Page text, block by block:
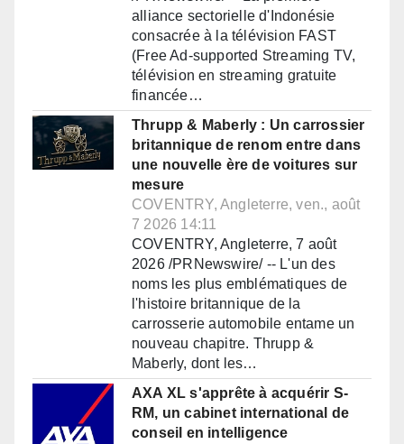
alliance sectorielle d'Indonésie
consacrée à la télévision FAST
(Free Ad-supported Streaming TV,
télévision en streaming gratuite
financée…
Thrupp & Maberly : Un carrossier
britannique de renom entre dans
une nouvelle ère de voitures sur
mesure
COVENTRY, Angleterre, ven., août
7 2026 14:11
COVENTRY, Angleterre, 7 août
2026 /PRNewswire/ -- L'un des
noms les plus emblématiques de
l'histoire britannique de la
carrosserie automobile entame un
nouveau chapitre. Thrupp &
Maberly, dont les…
AXA XL s'apprête à acquérir S-
RM, un cabinet international de
conseil en intelligence